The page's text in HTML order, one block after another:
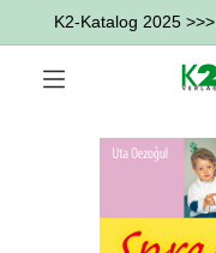
K2-Katalog 2025 >>>